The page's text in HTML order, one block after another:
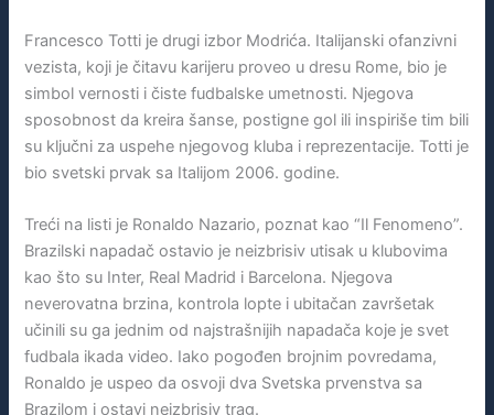
Francesco Totti je drugi izbor Modrića. Italijanski ofanzivni
vezista, koji je čitavu karijeru proveo u dresu Rome, bio je
simbol vernosti i čiste fudbalske umetnosti. Njegova
sposobnost da kreira šanse, postigne gol ili inspiriše tim bili
su ključni za uspehe njegovog kluba i reprezentacije. Totti je
bio svetski prvak sa Italijom 2006. godine.
Treći na listi je Ronaldo Nazario, poznat kao “Il Fenomeno”.
Brazilski napadač ostavio je neizbrisiv utisak u klubovima
kao što su Inter, Real Madrid i Barcelona. Njegova
neverovatna brzina, kontrola lopte i ubitačan završetak
učinili su ga jednim od najstrašnijih napadača koje je svet
fudbala ikada video. Iako pogođen brojnim povredama,
Ronaldo je uspeo da osvoji dva Svetska prvenstva sa
Brazilom i ostavi neizbrisiv trag.